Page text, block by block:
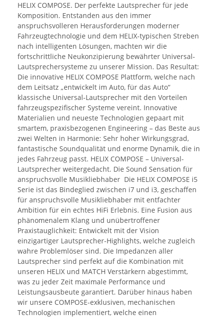
HELIX COMPOSE. Der perfekte Lautsprecher für jede
Komposition. Entstanden aus den immer
anspruchsvolleren Herausforderungen moderner
Fahrzeugtechnologie und dem HELIX-typischen Streben
nach intelligenten Lösungen, machten wir die
fortschrittliche Neukonzipierung bewährter Universal-
Lautsprechersysteme zu unserer Mission. Das Resultat:
Die innovative HELIX COMPOSE Plattform, welche nach
dem Leitsatz „entwickelt im Auto, für das Auto“
klassische Universal-Lautsprecher mit den Vorteilen
fahrzeugspezifischer Systeme vereint. Innovative
Materialien und neueste Technologien gepaart mit
smartem, praxisbezogenen Engineering – das Beste aus
zwei Welten in Harmonie: Sehr hoher Wirkungsgrad,
fantastische Soundqualität und enorme Dynamik, die in
jedes Fahrzeug passt. HELIX COMPOSE – Universal-
Lautsprecher weitergedacht. Die Sound Sensation für
anspruchsvolle Musikliebhaber Die HELIX COMPOSE i5
Serie ist das Bindeglied zwischen i7 und i3, geschaffen
für anspruchsvolle Musikliebhaber mit entfachter
Ambition für ein echtes HiFi Erlebnis. Eine Fusion aus
phänomenalem Klang und unübertroffener
Praxistauglichkeit: Entwickelt mit der Vision
einzigartiger Lautsprecher-Highlights, welche zugleich
wahre Problemlöser sind. Die Impedanzen aller
Lautsprecher sind perfekt auf die Kombination mit
unseren HELIX und MATCH Verstärkern abgestimmt,
was zu jeder Zeit maximale Performance und
Leistungsausbeute garantiert. Darüber hinaus haben
wir unsere COMPOSE-exklusiven, mechanischen
Technologien implementiert, welche einen